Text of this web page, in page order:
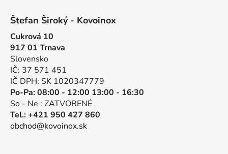
Štefan Široký - Kovoinox
Cukrová 10
917 01 Trnava
Slovensko
IČ: 37 571 451
IČ DPH: SK 1020347779
Po-Pa: 08:00 - 12:00 13:00 - 16:30
So - Ne : ZATVORENÉ
Tel.: +421 950 427 860
obchod@kovoinox.sk